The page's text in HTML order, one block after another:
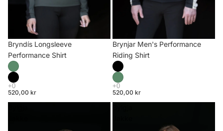
Bryndís Longsleeve
Performance Shirt
520,00 kr
Brynjar Men's Performance
Riding Shirt
520,00 kr